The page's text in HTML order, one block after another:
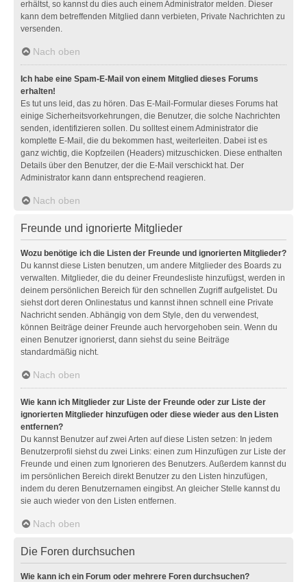
erhältst, so kannst du dies auch einem Administrator melden. Dieser
kann dem betreffenden Mitglied dann verbieten, Private Nachrichten zu
versenden.
Nach oben
Ich habe eine Spam-E-Mail von einem Mitglied dieses Forums
erhalten!
Es tut uns leid, das zu hören. Das E-Mail-Formular dieses Forums hat
einige Sicherheitsvorkehrungen, die Benutzer, die solche Nachrichten
senden, identifizieren sollen. Du solltest einem Administrator die
komplette E-Mail, die du bekommen hast, weiterleiten. Dabei ist es
ganz wichtig, die Kopfzeilen (Headers) mitzuschicken. Diese enthalten
Details über den Benutzer, der die E-Mail verschickt hat. Der
Administrator kann dann entsprechend reagieren.
Nach oben
Freunde und ignorierte Mitglieder
Wozu benötige ich die Listen der Freunde und ignorierten Mitglieder?
Du kannst diese Listen benutzen, um andere Mitglieder des Boards zu
verwalten. Mitglieder, die du deiner Freundesliste hinzufügst, werden in
deinem persönlichen Bereich für den schnellen Zugriff aufgelistet. Du
siehst dort deren Onlinestatus und kannst ihnen schnell eine Private
Nachricht senden. Abhängig von dem Style, den du verwendest,
können Beiträge deiner Freunde auch hervorgehoben sein. Wenn du
einen Benutzer ignorierst, dann siehst du seine Beiträge
standardmäßig nicht.
Nach oben
Wie kann ich Mitglieder zur Liste der Freunde oder zur Liste der
ignorierten Mitglieder hinzufügen oder diese wieder aus den Listen
entfernen?
Du kannst Benutzer auf zwei Arten auf diese Listen setzen: In jedem
Benutzerprofil siehst du zwei Links: einen zum Hinzufügen zur Liste der
Freunde und einen zum Ignorieren des Benutzers. Außerdem kannst du
im persönlichen Bereich direkt Benutzer zu den Listen hinzufügen,
indem du deren Benutzernamen eingibst. An gleicher Stelle kannst du
sie auch wieder von den Listen entfernen.
Nach oben
Die Foren durchsuchen
Wie kann ich ein Forum oder mehrere Foren durchsuchen?